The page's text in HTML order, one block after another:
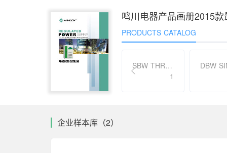
鸣川电器产品画册2015款
PRODUCTS CATALOG
SBW THREE PHASES Series
1
企业样本库（2）